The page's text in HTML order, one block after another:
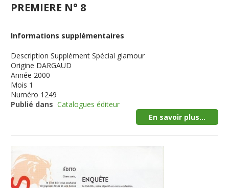
PREMIERE N° 8
Informations supplémentaires
Description Supplément Spécial glamour
Origine DARGAUD
Année 2000
Mois 1
Numéro 1249
Publié dans Catalogues éditeur
En savoir plus...